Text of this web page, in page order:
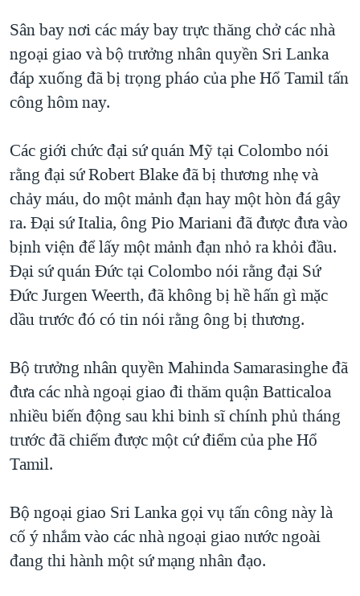
CHI PHÍ CHIẾN TRANH AFGHANISTAN
CÁC GIÁ TRỊ CỘNG HÒA Ở VIỆT NAM
THƯỢNG ĐỈNH TRUMP-KIM TẠI VIỆT NAM
NGƯ DÂN VIỆT VÀ LÀN SÓNG TRỘM HẢI SÂM
BÊN KIA QUỐC LỘ: TIẾNG VỌNG TỪ NÔNG THÔN MỸ
QUAN HỆ VIỆT MỸ
Sân bay nơi các máy bay trực thăng chở các nhà
ngoại giao và bộ trưởng nhân quyền Sri Lanka
đáp xuống đã bị trọng pháo của phe Hổ Tamil tấn
công hôm nay.
Các giới chức đại sứ quán Mỹ tại Colombo nói
rằng đại sứ Robert Blake đã bị thương nhẹ và
chảy máu, do một mảnh đạn hay một hòn đá gây
ra. Đại sứ Italia, ông Pio Mariani đã được đưa vào
bịnh viện để lấy một mảnh đạn nhỏ ra khỏi đầu.
Đại sứ quán Đức tại Colombo nói rằng đại Sứ
Đức Jurgen Weerth, đã không bị hề hấn gì mặc
dầu trước đó có tin nói rằng ông bị thương.
Bộ trưởng nhân quyền Mahinda Samarasinghe đã
đưa các nhà ngoại giao đi thăm quận Batticaloa
nhiều biến động sau khi binh sĩ chính phủ tháng
trước đã chiếm được một cứ điểm của phe Hổ
Tamil.
Bộ ngoại giao Sri Lanka gọi vụ tấn công này là
cố ý nhắm vào các nhà ngoại giao nước ngoài
đang thi hành một sứ mạng nhân đạo.